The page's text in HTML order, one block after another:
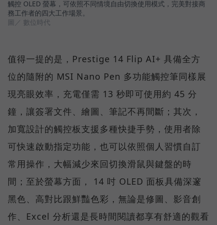
觸控 OLED 螢幕，可依照不同情境自由切換使用模式，完美對接商
務工作者的四大工作場景。
圖／ 數位時代
值得一提的是，Prestige 14 Flip AI+ 具備全方
位的隨附的 MSI Nano Pen 多功能觸控筆同樣展
現亮眼效率，充電僅需 13 秒即可使用約 45 分
鐘，讓簽署文件、繪圖、筆記不再間斷；其次，
加寬設計的觸控板支援多種快捷手勢，使用者除
可快速啟動指定功能，也可以依照個人習慣自訂
常用操作，大幅減少來回切換滑鼠與鍵盤的時
間；至於螢幕方面， 14 吋 OLED 面板具備深邃
黑色、高對比跟鮮豔色彩，無論是修圖、影音創
作、Excel 分析還是長時間閱讀都享有舒適的觀看